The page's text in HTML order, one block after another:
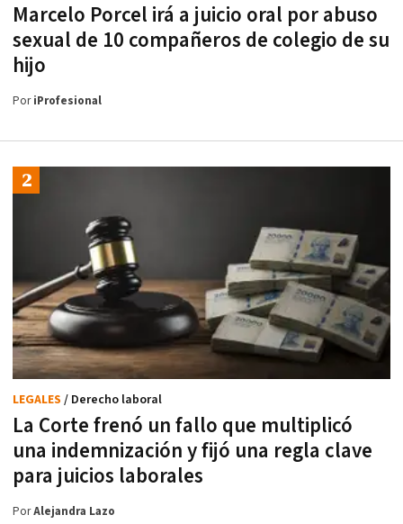
Marcelo Porcel irá a juicio oral por abuso
sexual de 10 compañeros de colegio de su
hijo
PoriProfesional
La Corte frenó un fallo que multiplicó
una indemnización y fijó una regla clave
para juicios laborales
LEGALES / Derecho laboral
PorAlejandra Lazo